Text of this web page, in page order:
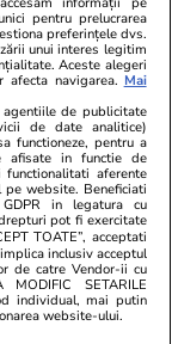
2026. Luna
majore
25 iul.
pentru prelucrarea
preferințele dvs.
unui interes legitim
Aceste alegeri
navigarea. Mai
de publicitate
de date analitice)
functioneze, pentru a
afisate in functie de
aferente
pe website. Beneficiati
in legatura cu
pot fi exercitate
TOATE”, acceptati
inclusiv acceptul
de catre Vendor-ii cu
SETARILE
individual, mai putin
website-ului.